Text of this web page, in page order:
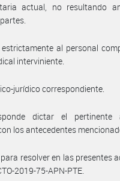
actual, no resultando
al personal
interviniente.
jurídico correspondiente.
dictar el pertinente
los antecedentes
resolver en las presentes
2019-75-APN-PTE.